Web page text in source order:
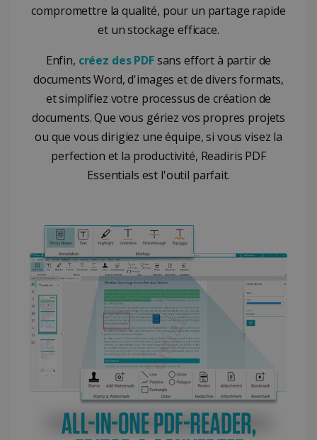
compromettre la qualité, pour un partage rapide
et un stockage efficace.
Enfin, créez des PDFsans effort à partir de
documents Word, d'images et de divers formats,
et simplifiez votre processus de création de
documents. Que vous gériez vos propres projets
ou que vous dirigiez une équipe, si vous visez la
perfection et la productivité, Readiris PDF
Essentials est l'outil parfait.